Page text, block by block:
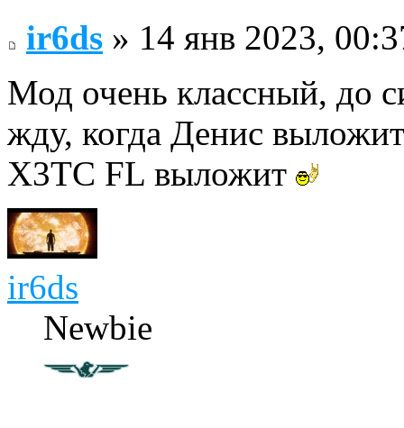
ir6ds » 14 янв 2023,
Мод очень классный, до
жду, когда Денис
X3TC FL выложит
ir6ds
Newbie